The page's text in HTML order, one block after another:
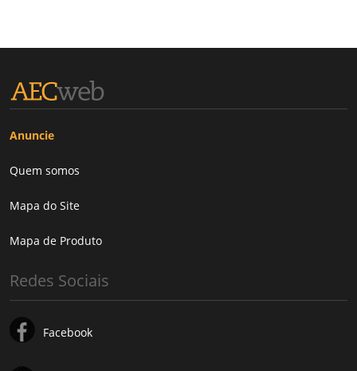
Anuncie
Quem somos
Mapa do Site
Mapa de Produto
Redes Sociais
Facebook